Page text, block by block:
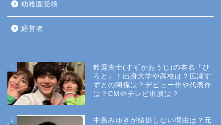
幼稚園受験
経営者
1
鈴鹿央士(すずかおうじ)の本名「ひ
ろと」！出身大学や高校は？広瀬す
ずとの関係は？デビュー作や代表作
は？CMやテレビ出演は？
2
中島みゆきが結婚しない理由は？元